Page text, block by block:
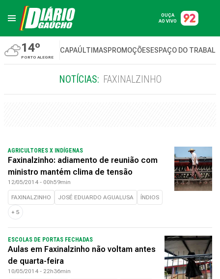
OUÇA
AO VIVO
14º
PORTO ALEGRE
CAPAÚLTIMASPROMOÇÕESESPAÇO DO
NOTÍCIAS: FAXINALZINHO
AGRICULTORES X INDÍGENAS
Faxinalzinho: adiamento de reunião com
ministro mantém clima de tensão
12/05/2014 - 00h59min
FAXINALZINHO JOSÉ EDUARDO AGUALUSA ÍNDIOS
+ 5
ESCOLAS DE PORTAS FECHADAS
Aulas em Faxinalzinho não voltam antes
de quarta-feira
10/05/2014 - 22h36min